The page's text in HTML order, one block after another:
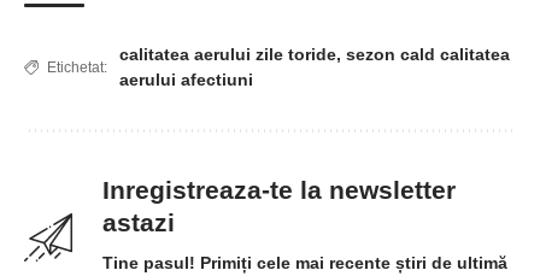
Etichetat:
calitatea aerului zile toride, sezon cald calitatea
aerului afectiuni
Inregistreaza-te la newsletter
astazi
Tine pasul! Primiți cele mai recente știri de ultimă